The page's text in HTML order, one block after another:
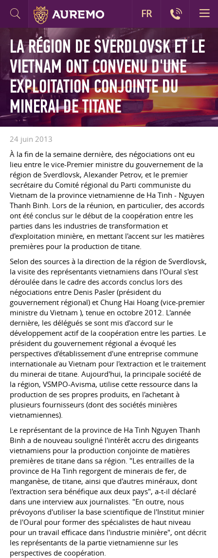
LA RÉGION DE SVERDLOVSK ET LE
VIETNAM ONT CONVENU D'UNE
EXPLOITATION CONJOINTE DU
MINERAI DE TITANE
24 juin 2013
À la fin de la semaine dernière, des négociations ont eu
lieu entre le vice-Premier ministre du gouvernement de la
région de Sverdlovsk, Alexander Petrov, et le premier
secrétaire du Comité régional du Parti communiste du
Vietnam de la province vietnamienne de Ha Tinh - Nguyen
Thanh Binh. Lors de la réunion, en particulier, des accords
ont été conclus sur le début de la coopération entre les
parties dans les industries de transformation et
d'exploitation minière, en mettant l'accent sur les matières
premières pour la production de titane.
Selon des sources à la direction de la région de Sverdlovsk,
la visite des représentants vietnamiens dans l'Oural s'est
déroulée dans le cadre des accords conclus lors des
négociations entre Denis Pasler (président du
gouvernement régional) et Chung Hai Hoang (vice-premier
ministre du Vietnam ), tenue en octobre 2012. L'année
dernière, les délégués se sont mis d'accord sur le
développement actif de la coopération entre les parties. Le
président du gouvernement régional a évoqué les
perspectives d'établissement d'une entreprise commune
internationale au Vietnam pour l'extraction et le traitement
du minerai de titane. Aujourd'hui, la principale société de
la région, VSMPO-Avisma, utilise cette ressource dans la
production de ses propres produits, en l'achetant à
plusieurs fournisseurs (dont des sociétés minières
vietnamiennes).
Le représentant de la province de Ha Tinh Nguyen Thanh
Binh a de nouveau souligné l'intérêt accru des dirigeants
vietnamiens pour la production conjointe de matières
premières de titane dans sa région. "Les entrailles de la
province de Ha Tinh regorgent de minerais de fer, de
manganèse, de titane, ainsi que d'autres minéraux, dont
l'extraction sera bénéfique aux deux pays", a-t-il déclaré
dans une interview aux journalistes. "En outre, nous
prévoyons d'utiliser la base scientifique de l'Institut minier
de l'Oural pour former des spécialistes de haut niveau
pour un travail efficace dans l'industrie minière", ont décrit
les représentants de la partie vietnamienne sur les
perspectives de coopération.
FR